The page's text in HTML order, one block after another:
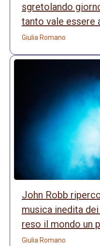
sgretolando
tanto vale essere
Giulia Romano
John Robb
musica inedita dei
reso il mondo un
Giulia Romano